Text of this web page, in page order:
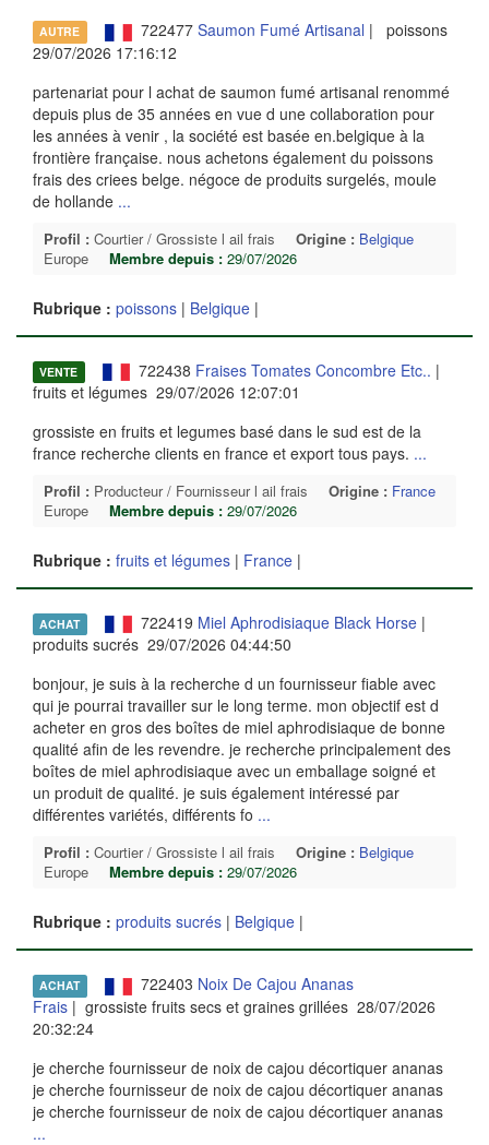
AUTRE 722477 Saumon Fumé Artisanal | poissons
29/07/2026 17:16:12
partenariat pour l achat de saumon fumé artisanal renommé
depuis plus de 35 années en vue d une collaboration pour
les années à venir , la société est basée en.belgique à la
frontière française. nous achetons également du poissons
frais des criees belge. négoce de produits surgelés, moule
de hollande ...
Profil : Courtier / Grossiste l ail frais Origine : Belgique
Europe
Membre depuis : 29/07/2026
Rubrique : poissons | Belgique |
VENTE 722438 Fraises Tomates Concombre Etc.. |
fruits et légumes 29/07/2026 12:07:01
grossiste en fruits et legumes basé dans le sud est de la
france recherche clients en france et export tous pays. ...
Profil : Producteur / Fournisseur l ail frais Origine : France
Europe
Membre depuis : 29/07/2026
Rubrique : fruits et légumes | France |
ACHAT 722419 Miel Aphrodisiaque Black Horse|
produits sucrés 29/07/2026 04:44:50
bonjour, je suis à la recherche d un fournisseur fiable avec
qui je pourrai travailler sur le long terme. mon objectif est d
acheter en gros des boîtes de miel aphrodisiaque de bonne
qualité afin de les revendre. je recherche principalement des
boîtes de miel aphrodisiaque avec un emballage soigné et
un produit de qualité. je suis également intéressé par
différentes variétés, différents fo ...
Profil : Courtier / Grossiste l ail frais Origine : Belgique
Europe
Membre depuis : 29/07/2026
Rubrique : produits sucrés | Belgique |
ACHAT 722403 Noix De Cajou Ananas
Frais | grossiste fruits secs et graines grillées 28/07/2026
20:32:24
je cherche fournisseur de noix de cajou décortiquer ananas
je cherche fournisseur de noix de cajou décortiquer ananas
je cherche fournisseur de noix de cajou décortiquer ananas
...